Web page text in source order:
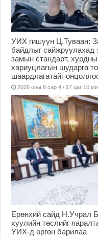
УИХ гишүүн Ц.Туваан:
байдлыг сайжруулахад
замын стандарт,
хариуцлагын шударга
шаардлагатайг
2026 оны 6 сар 4 / 17 цаг 10
Ерөнхий сайд Н.Учрал
хуулийн төслийг
УИХ-д өргөн барилаа